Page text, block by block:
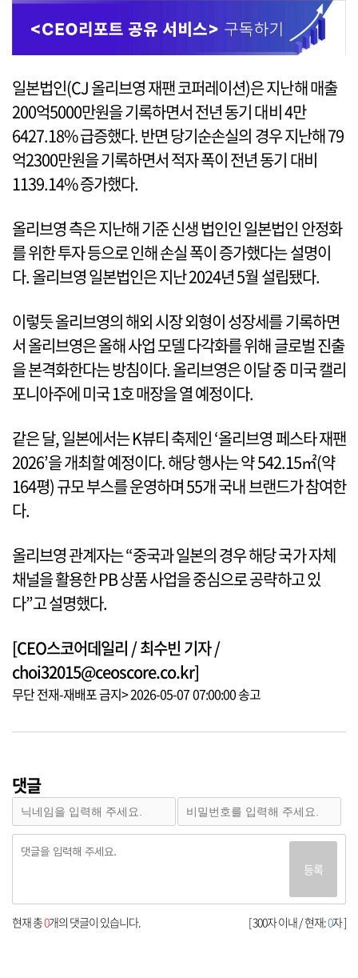
일본법인(CJ 올리브영 재팬 코퍼레이션)은 지난해 매출
200억5000만원을 기록하면서 전년 동기 대비 4만
6427.18% 급증했다. 반면 당기순손실의 경우 지난해 79
억2300만원을 기록하면서 적자 폭이 전년 동기 대비
1139.14% 증가했다.
올리브영 측은 지난해 기준 신생 법인인 일본법인 안정화
를 위한 투자 등으로 인해 손실 폭이 증가했다는 설명이
다. 올리브영 일본법인은 지난 2024년 5월 설립됐다.
이렇듯 올리브영의 해외 시장 외형이 성장세를 기록하면
서 올리브영은 올해 사업 모델 다각화를 위해 글로벌 진출
을 본격화한다는 방침이다. 올리브영은 이달 중 미국 캘리
포니아주에 미국 1호 매장을 열 예정이다.
같은 달, 일본에서는 K뷰티 축제인 ‘올리브영 페스타 재팬
2026’을 개최할 예정이다. 해당 행사는 약 542.15㎡(약
164평) 규모 부스를 운영하며 55개 국내 브랜드가 참여한
다.
올리브영 관계자는 “중국과 일본의 경우 해당 국가 자체
채널을 활용한 PB 상품 사업을 중심으로 공략하고 있
다”고 설명했다.
[CEO스코어데일리 / 최수빈 기자 /
choi32015@ceoscore.co.kr]
무단 전재-재배포 금지> 2026-05-07 07:00:00 송고
댓글
등록
[ 300자 이내 / 현재:0자 ]
현재 총0개의 댓글이 있습니다.